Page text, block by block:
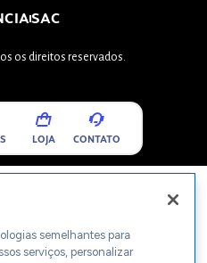
SAC
os direitos reservados.
LOJA CONTATO
semelhantes para
serviços, personalizar